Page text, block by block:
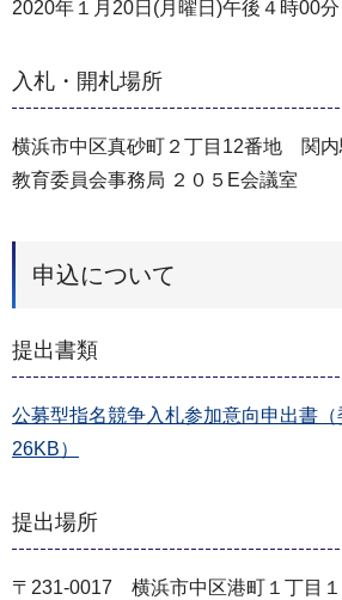
2020年１月20日(月曜日)午後４時00分
入札・開札場所
横浜市中区真砂町２丁目12番地 関
教育委員会事務局 ２０５E会議室
申込について
提出書類
公募型指名競争入札参加意向申出書（
26KB）
提出場所
〒231-0017 横浜市中区港町１丁目